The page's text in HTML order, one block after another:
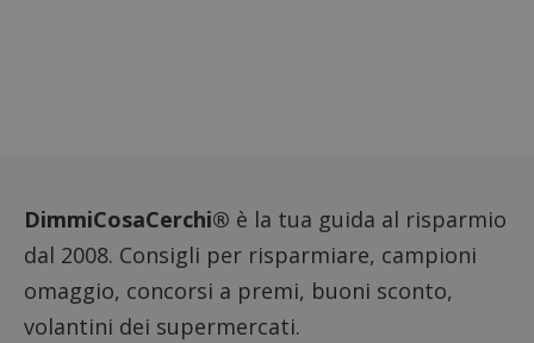
DimmiCosaCerchi® è la tua guida al risparmio
dal 2008. Consigli per risparmiare, campioni
omaggio, concorsi a premi, buoni sconto,
volantini dei supermercati.